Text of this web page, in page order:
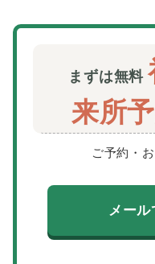
まずは無料
来所
ご予約・
メール